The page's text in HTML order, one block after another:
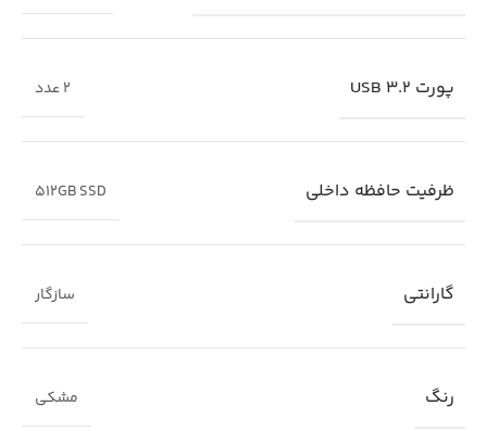
پورت USB 3.2 2 عدد
ظرفیت حافظه داخلی 512GB SSD
گارانتی سازگار
رنگ مشکی